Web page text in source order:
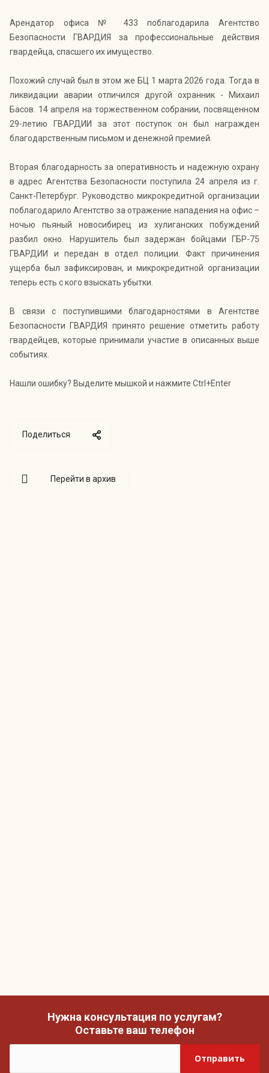
Арендатор офиса № 433 поблагодарила Агентство
Безопасности ГВАРДИЯ за профессиональные действия
гвардейца, спасшего их имущество.
Похожий случай был в этом же БЦ 1 марта 2026 года. Тогда в
ликвидации аварии отличился другой охранник - Михаил
Басов. 14 апреля на торжественном собрании, посвященном
29-летию ГВАРДИИ за этот поступок он был награжден
благодарственным письмом и денежной премией.
Вторая благодарность за оперативность и надежную охрану
в адрес Агентства Безопасности поступила 24 апреля из г.
Санкт-Петербург. Руководство микрокредитной организации
поблагодарило Агентство за отражение нападения на офис –
ночью пьяный новосибирец из хулиганских побуждений
разбил окно. Нарушитель был задержан бойцами ГБР-75
ГВАРДИИ и передан в отдел полиции. Факт причинения
ущерба был зафиксирован, и микрокредитной организации
теперь есть с кого взыскать убытки.
В связи с поступившими благодарностями в Агентстве
Безопасности ГВАРДИЯ принято решение отметить работу
гвардейцев, которые принимали участие в описанных выше
событиях.
Нашли ошибку? Выделите мышкой и нажмите Ctrl+Enter
Поделиться
Перейти в архив
Нужна консультация по услугам?
Оставьте ваш телефон
Отправить